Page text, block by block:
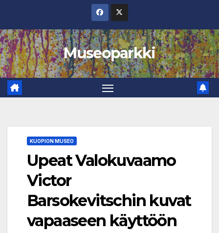
content
Museoparkki
KUOPION MUSEO
Upeat Valokuvaamo
Victor
Barsokevitschin kuvat
vapaaseen käyttöön